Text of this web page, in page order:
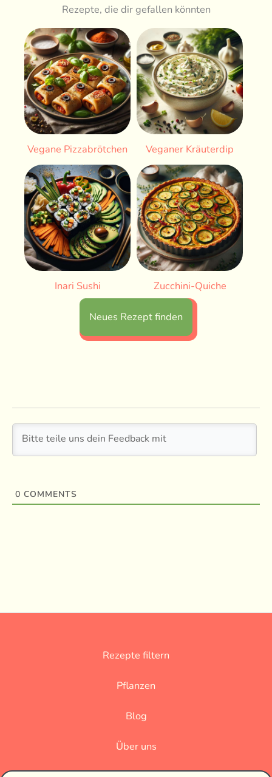
Rezepte, die dir gefallen könnten
Vegane Pizzabrötchen Veganer Kräuterdip
Inari Sushi Zucchini-Quiche
Neues Rezept finden
0 COMMENTS
Rezepte filtern
Pflanzen
Blog
Über uns